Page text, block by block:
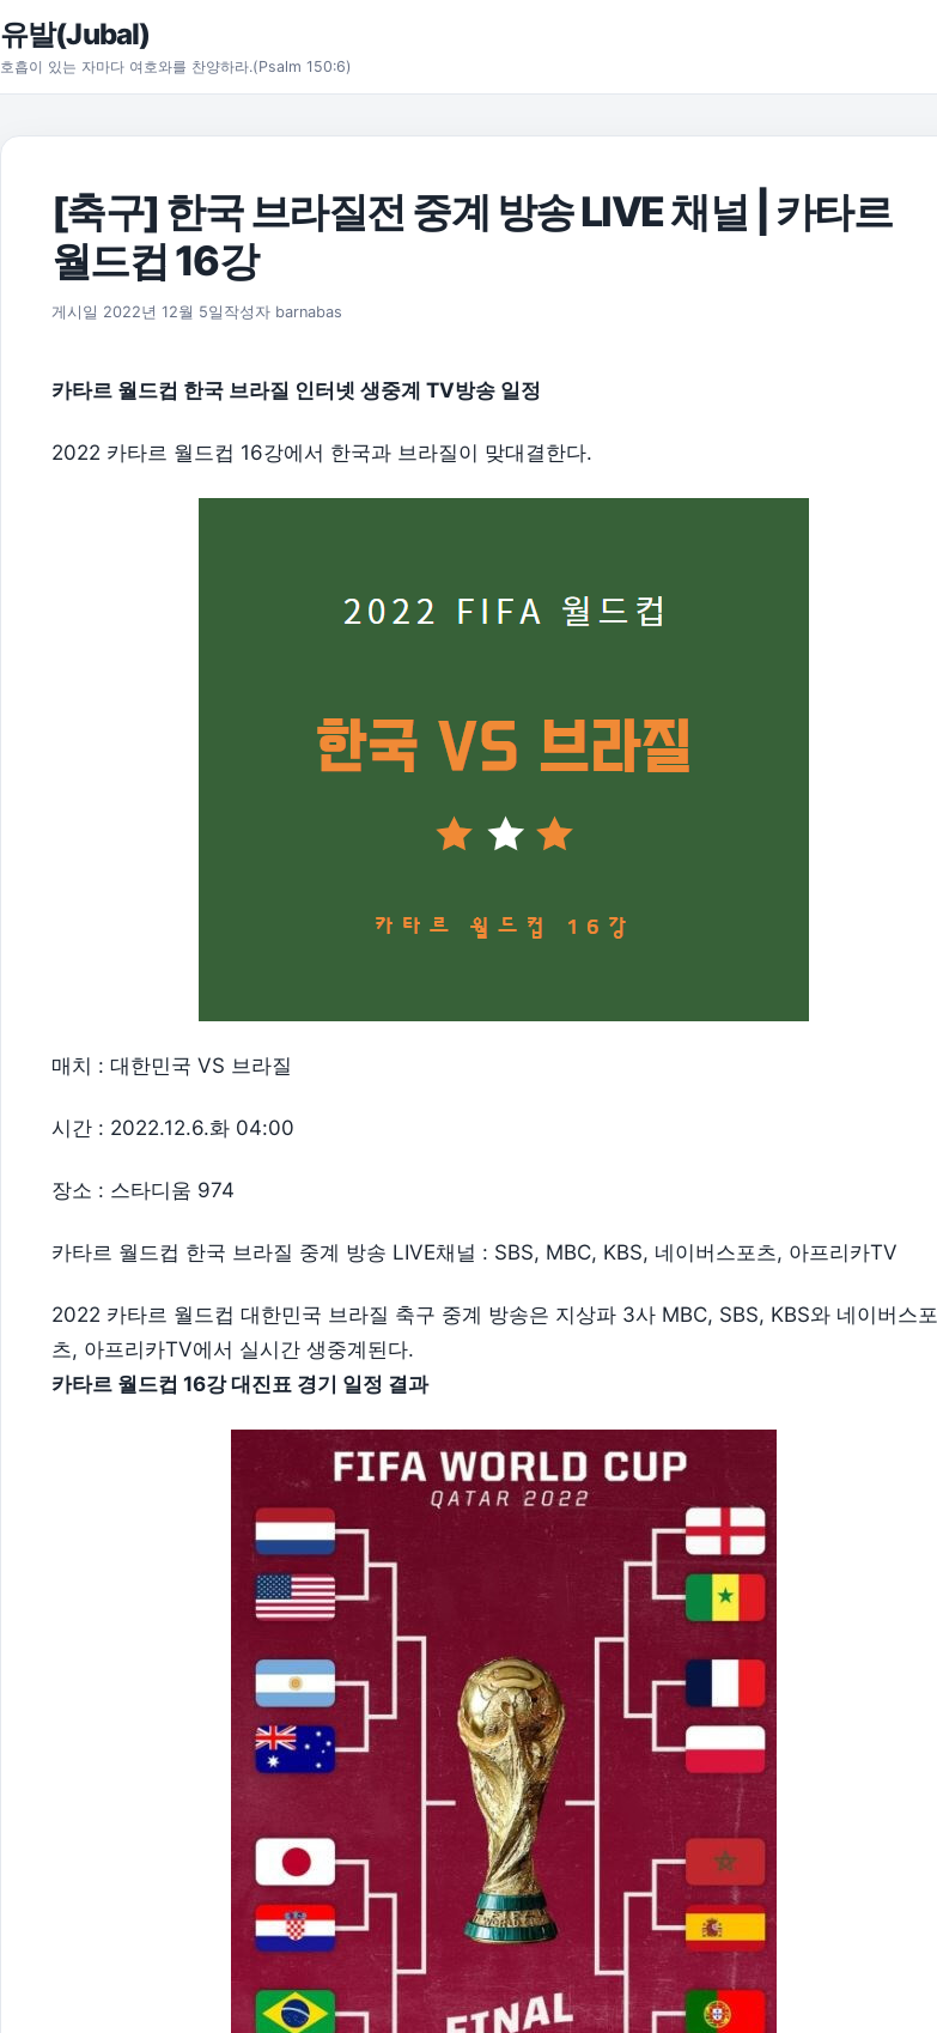
본문으로 건너뛰기
유발(Jubal)
호흡이 있는 자마다 여호와를 찬양하라.(Psalm 150:6)
[축구] 한국 브라질전 중계 방송 LIVE 채널 | 카타르
월드컵 16강
게시일 2022년 12월 5일 2026년 8월 1일
작성자 barnabas
카타르 월드컵 한국 브라질 인터넷 생중계 TV방송 일정
2022 카타르 월드컵 16강에서 한국과 브라질이 맞대결한다.
매치 : 대한민국 VS 브라질
시간 : 2022.12.6.화 04:00
장소 : 스타디움 974
카타르 월드컵 한국 브라질 중계 방송 LIVE채널 : SBS, MBC, KBS, 네이버스포츠, 아프리카TV
2022 카타르 월드컵 대한민국 브라질 축구 중계 방송은 지상파 3사 MBC, SBS, KBS와 네이버스포
츠, 아프리카TV에서 실시간 생중계된다.
카타르 월드컵 16강 대진표 경기 일정 결과